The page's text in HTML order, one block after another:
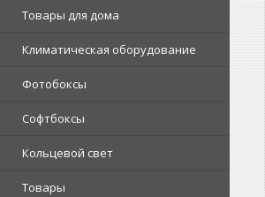
Товары для дома
Климатическая оборудование
Фотобоксы
Софтбоксы
Кольцевой свет
Товары